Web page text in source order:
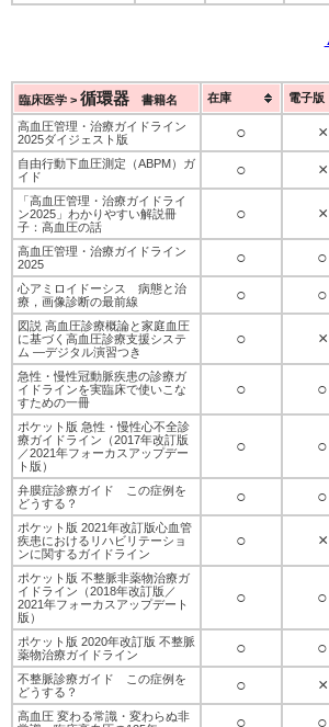
臨床医学 > 循環器 書籍名 在庫 電子版
高血圧管理・治療ガイドライン
2025ダイジェスト版
○ ×
自由行動下血圧測定（ABPM）ガ
イド
○ ×
「高血圧管理・治療ガイドライ
ン2025」わかりやすい解説冊
子：高血圧の話
○ ×
高血圧管理・治療ガイドライン
2025
○ ○
心アミロイドーシス 病態と治
療，画像診断の最前線
○ ○
図説 高血圧診療概論と家庭血圧
に基づく高血圧診療支援システ
ム ―デジタル演習つき
○ ×
急性・慢性冠動脈疾患の診療ガ
イドラインを実臨床で使いこな
すための一冊
○ ○
ポケット版 急性・慢性心不全診
療ガイドライン（2017年改訂版
／2021年フォーカスアップデー
ト版）
○ ○
弁膜症診療ガイド この症例を
どうする？
○ ○
ポケット版 2021年改訂版心血管
疾患におけるリハビリテーショ
ンに関するガイドライン
○ ×
ポケット版 不整脈非薬物治療ガ
イドライン（2018年改訂版／
2021年フォーカスアップデート
版）
○ ○
ポケット版 2020年改訂版 不整脈
薬物治療ガイドライン
○ ○
不整脈診療ガイド この症例を
どうする？
○ ×
高血圧 変わる常識・変わらぬ非
○ ○